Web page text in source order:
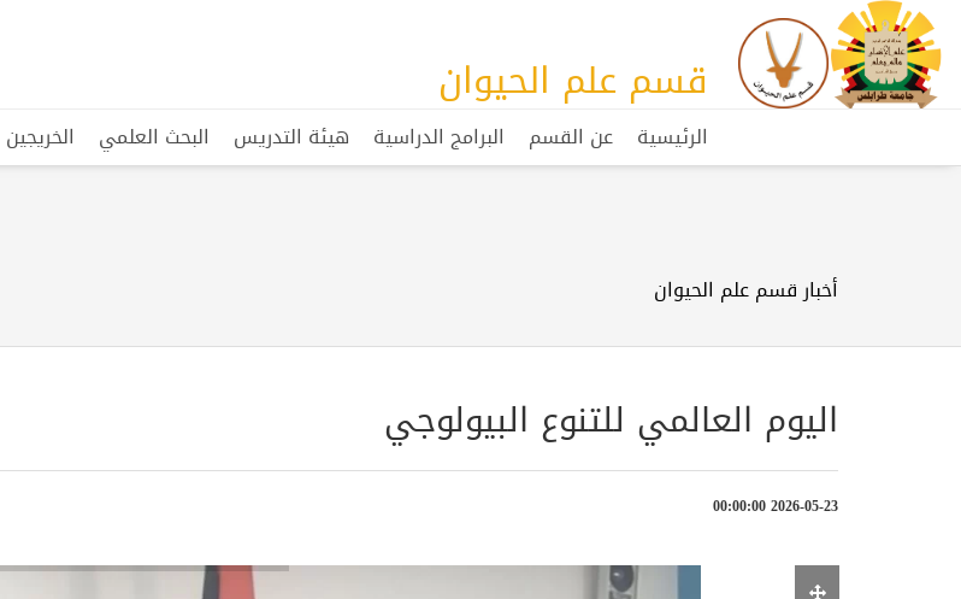
قسم علم الحيوان
الرئيسية عن القسم البرامج الدراسية هيئة التدريس البحث العلمي الخريجين
أخبار قسم علم الحيوان
اليوم العالمي للتنوع البيولوجي
2026-05-23 00:00:00